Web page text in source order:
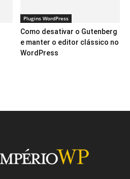
Plugins WordPress
Como desativar o Gutenberg
e manter o editor clássico no
WordPress